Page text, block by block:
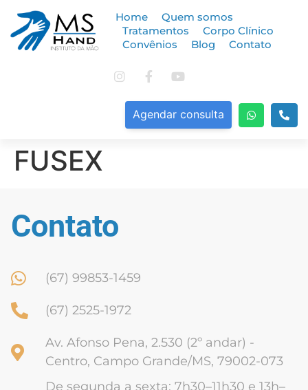
Home
Quem somos
Tratamentos
Corpo Clínico
Convênios
Blog Contato
Agendar consulta
FUSEX
Contato
(67) 99853-1459
(67) 2525-1972
Av. Afonso Pena, 2.530 (2º andar) -
Centro, Campo Grande/MS, 79002-073
De segunda a sexta: 7h30–11h30 e 13h–